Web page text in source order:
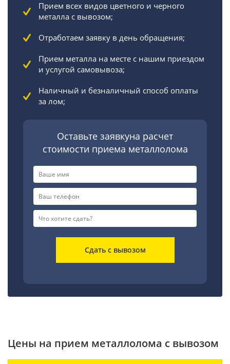
Прием всех видов цветного и черного
металла с вывозом;
Отработаем заявку в день обращения;
Прием металла на месте с нашим приездом
и услугой самовывоза;
Наличный и безналичный способ оплаты
за лом;
Оставьте заявкуна расчет
стоимости приема металлолома
Сдать с вывозом
Цены на прием металлолома с вывозом